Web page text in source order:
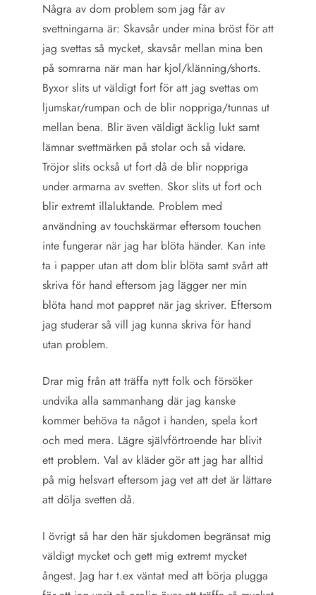
Några av dom problem som jag får av
svettningarna är: Skavsår under mina bröst för att
jag svettas så mycket, skavsår mellan mina ben
på somrarna när man har kjol/klänning/shorts.
Byxor slits ut väldigt fort för att jag svettas om
ljumskar/rumpan och de blir noppriga/tunnas ut
mellan bena. Blir även väldigt äcklig lukt samt
lämnar svettmärken på stolar och så vidare.
Tröjor slits också ut fort då de blir noppriga
under armarna av svetten. Skor slits ut fort och
blir extremt illaluktande. Problem med
användning av touchskärmar eftersom touchen
inte fungerar när jag har blöta händer. Kan inte
ta i papper utan att dom blir blöta samt svårt att
skriva för hand eftersom jag lägger ner min
blöta hand mot pappret när jag skriver. Eftersom
jag studerar så vill jag kunna skriva för hand
utan problem.
Drar mig från att träffa nytt folk och försöker
undvika alla sammanhang där jag kanske
kommer behöva ta något i handen, spela kort
och med mera. Lägre självförtroende har blivit
ett problem. Val av kläder gör att jag har alltid
på mig helsvart eftersom jag vet att det är lättare
att dölja svetten då.
I övrigt så har den här sjukdomen begränsat mig
väldigt mycket och gett mig extremt mycket
ångest. Jag har t.ex väntat med att börja plugga